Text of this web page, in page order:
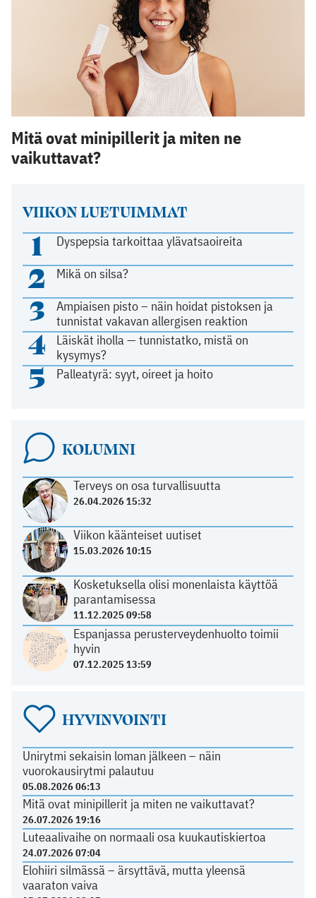
VIIKON LUETUIMMAT
1 Dyspepsia tarkoittaa ylävatsaoireita
2 Mikä on silsa?
3
Ampiaisen pisto – näin hoidat pistoksen ja
tunnistat vakavan allergisen reaktion
4
Läiskät iholla — tunnistatko, mistä on
kysymys?
5 Palleatyrä: syyt, oireet ja hoito
KOLUMNI
Terveys on osa turvallisuutta
26.04.2026 15:32
Viikon käänteiset uutiset
15.03.2026 10:15
Kosketuksella olisi monenlaista käyttöä
parantamisessa
11.12.2025 09:58
Espanjassa perusterveydenhuolto toimii
hyvin
07.12.2025 13:59
HYVINVOINTI
Unirytmi sekaisin loman jälkeen – näin
vuorokausirytmi palautuu
05.08.2026 06:13
Mitä ovat minipillerit ja miten ne vaikuttavat?
26.07.2026 19:16
Luteaalivaihe on normaali osa kuukautiskiertoa
24.07.2026 07:04
Elohiiri silmässä – ärsyttävä, mutta yleensä
vaaraton vaiva
Mitä ovat minipillerit ja miten ne
vaikuttavat?